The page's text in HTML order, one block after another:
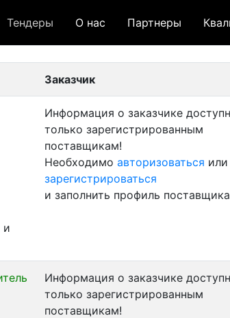
Тендеры О нас Партнеры
Заказчик
и
Информация о заказчике
только зарегистрированным
поставщикам!
Необходимо авторизоваться или
зарегистрироваться
и заполнить профиль
Информация о заказчике
только зарегистрированным
поставщикам!